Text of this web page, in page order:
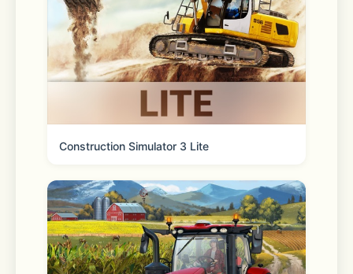
Construction Simulator 3 Lite